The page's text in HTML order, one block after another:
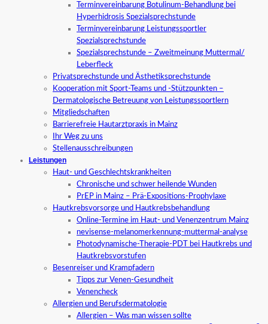
Terminvereinbarung Botulinum-Behandlung bei
Hyperhidrosis Spezialsprechstunde
Terminvereinbarung Leistungssportler
Spezialsprechstunde
Spezialsprechstunde – Zweitmeinung Muttermal/
Leberfleck
Privatsprechstunde und Ästhetiksprechstunde
Kooperation mit Sport-Teams und -Stützpunkten –
Dermatologische Betreuung von Leistungssportlern
Mitgliedschaften
Barrierefreie Hautarztpraxis in Mainz
Ihr Weg zu uns
Stellenausschreibungen
Leistungen
Haut- und Geschlechtskrankheiten
Chronische und schwer heilende Wunden
PrEP in Mainz – Prä-Expositions-Prophylaxe
Hautkrebsvorsorge und Hautkrebsbehandlung
Online-Termine im Haut- und Venenzentrum Mainz
nevisense-melanomerkennung-muttermal-analyse
Photodynamische-Therapie-PDT bei Hautkrebs und
Hautkrebsvorstufen
Besenreiser und Krampfadern
Tipps zur Venen-Gesundheit
Venencheck
Allergien und Berufsdermatologie
Allergien – Was man wissen sollte